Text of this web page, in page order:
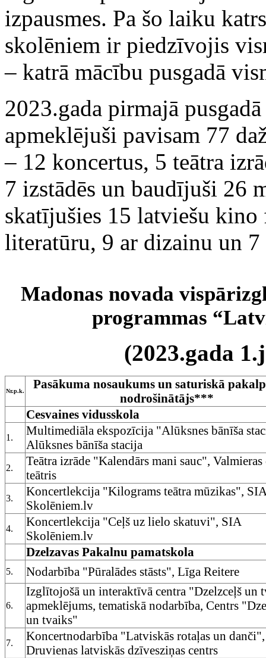
izpausmes. Pa šo laiku
skolēniem ir piedzīvojis
– katrā mācību pusgadā
2023.gada pirmajā
apmeklējuši pavisam 77
– 12 koncertus, 5 teātra
7 izstādēs un baudījuši 26
skatījušies 15 latviešu
literatūru, 9 ar dizainu un
Madonas novada
programmas
(2023.gada
Nr.p.k.
Pasākuma nosaukums un saturiskā
nodrošinātājs***
Cesvaines vidusskola
1.
Multimediāla ekspozīcija "Alūksnes bānīša
Alūksnes bānīša stacija
2.
Teātra izrāde "Kalendārs mani sauc", Valmieras
teātris
3.
Koncertlekcija "Kilograms teātra mūzikas", SIA
Skolēniem.lv
4.
Koncertlekcija "Ceļš uz lielo skatuvi", SIA
Skolēniem.lv
Dzelzavas Pakalnu pamatskola
5. Nodarbība "Pūralādes stāsts", Līga Reitere
6.
Izglītojošā un interaktīvā centra "Dzelzceļš un
apmeklējums, tematiskā nodarbība, Centrs
un tvaiks"
7.
Koncertnodarbība "Latviskās rotaļas un danči",
Druvienas latviskās dzīvesziņas centrs